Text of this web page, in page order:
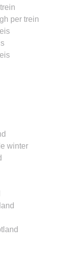
per trein
winter